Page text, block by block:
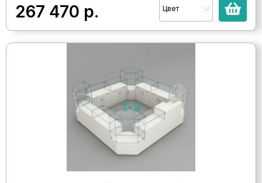
267 470 р. Цвет